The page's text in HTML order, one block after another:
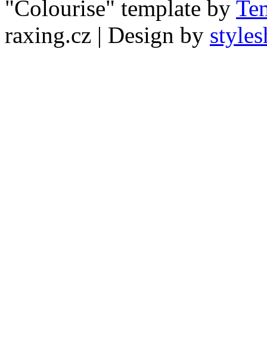
"Colourise" template by
raxing.cz | Design by